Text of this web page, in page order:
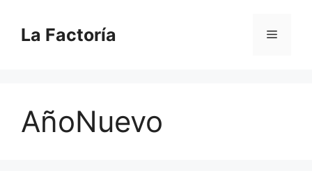
contenido
La Factoría Menú
AñoNuevo